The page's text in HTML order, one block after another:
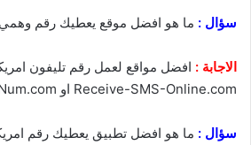
سؤال : ما هو افضل موقع يعطيك رقم
الاجابة : افضل مواقع لعمل رقم تليفون
Receive-SMS-Online.com او FreePhoneNum.com.
سؤال : ما هو افضل تطبيق يعطيك رقم